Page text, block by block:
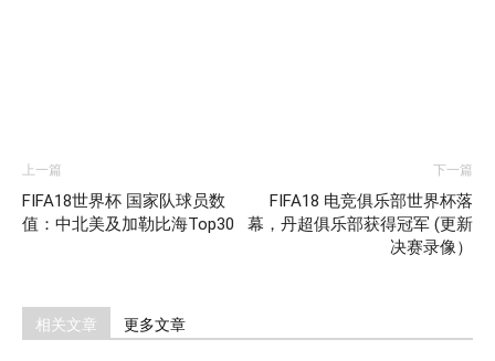
上一篇
FIFA18世界杯 国家队球员数
值：中北美及加勒比海Top30
下一篇
FIFA18 电竞俱乐部世界杯落
幕，丹超俱乐部获得冠军 (更新
决赛录像）
相关文章 更多文章